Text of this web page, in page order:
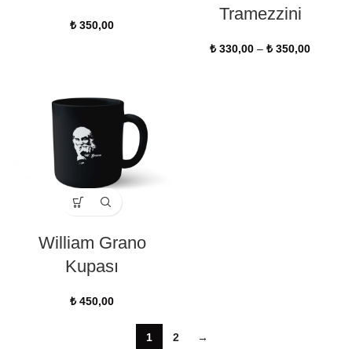
₺ 350,00
Tramezzini
₺ 330,00 – ₺ 350,00
William Grano
Kupası
₺ 450,00
1 2 →